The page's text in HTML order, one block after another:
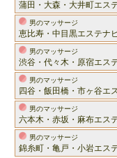
蒲田・大森・大井町エス
男のマッサージ
恵比寿・中目黒エステナ
男のマッサージ
渋谷・代々木・原宿エス
男のマッサージ
四谷・飯田橋・市ヶ谷エ
男のマッサージ
六本木・赤坂・麻布エス
男のマッサージ
錦糸町・亀戸・小岩エス